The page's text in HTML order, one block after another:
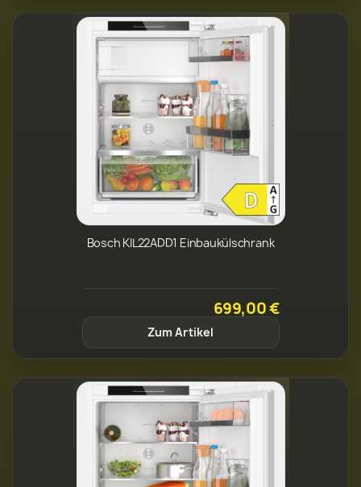
Bosch KIL22ADD1 Einbaukülschrank
699,00 €
Zum Artikel